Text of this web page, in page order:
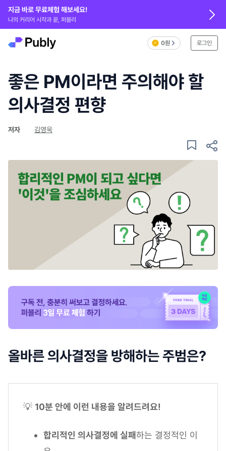
지금 바로 무료체험 해보세요!
나의 커리어 시작과 끝, 퍼블리
0원 로그인
좋은 PM이라면 주의해야 할
의사결정 편향
저자 김영욱
올바른 의사결정을 방해하는 주범은?
💡 10분 안에 이런 내용을 알려드려요!
합리적인 의사결정에 실패하는 결정적인 이